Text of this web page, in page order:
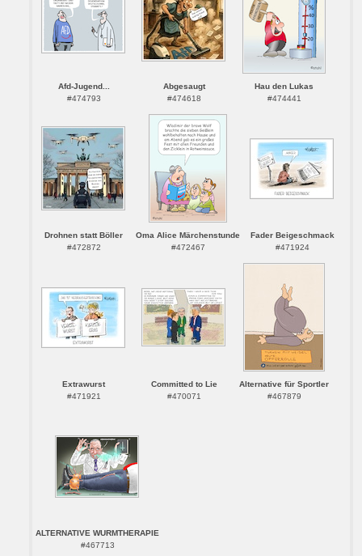
Afd-Jugend...
#474793
Abgesaugt
#474618
Hau den Lukas
#474441
Drohnen statt Böller
#472872
Oma Alice Märchenstunde
#472467
Fader Beigeschmack
#471924
Extrawurst
#471921
Committed to Lie
#470071
Alternative für Sportler
#467879
ALTERNATIVE WURMTHERAPIE
#467713